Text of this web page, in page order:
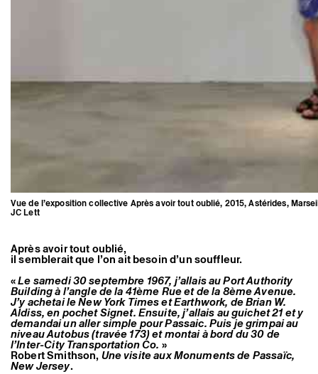
Vue de l’exposition collective Après avoir tout oublié, 2015, Astérides,
JC Lett
Après avoir tout oublié,
il semblerait que l’on ait besoin d’un souffleur.
«Le samedi 30 septembre 1967, j’allais au Port Authority
Building à l’angle de la 41ème Rue et de la 8ème Avenue.
J’y achetai le New York Times et Earthwork, de Brian W.
Aldiss, en pochet Signet. Ensuite, j’allais au guichet 21 et y
demandai un aller simple pour Passaic. Puis je grimpai au
niveau Autobus (travée 173) et montai à bord du 30 de
l’Inter-City Transportation Co. »
Robert Smithson, Une visite aux Monuments de Passaïc,
New Jersey.